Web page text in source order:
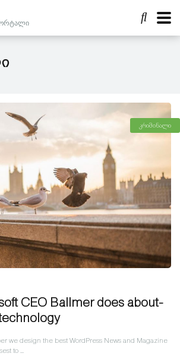
კრიმინალი
CEO Ballmer does about-
we design the best WordPress News and Magazine
to ...